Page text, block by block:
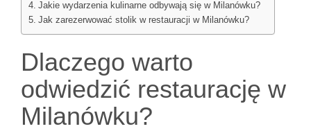
Jakie wydarzenia kulinarne odbywają się w Milanówku?
Jak zarezerwować stolik w restauracji w Milanówku?
Dlaczego warto
odwiedzić restaurację w
Milanówku?